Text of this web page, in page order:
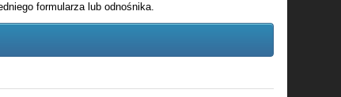
formularza lub odnośnika.